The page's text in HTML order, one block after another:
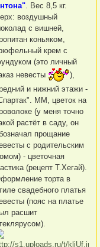
. Вес 8,5 кг.
воздушный
с вишней,
коньяком,
крем с
(это личный
невесты
),
и нижний этажи -
ММ, цветок на
(у меня точно
растёт в саду, он
прощание
с родительским
- цветочная
(рецепт Т.Хегай).
торта в
свадебного платья
(пояс на платье
расшит